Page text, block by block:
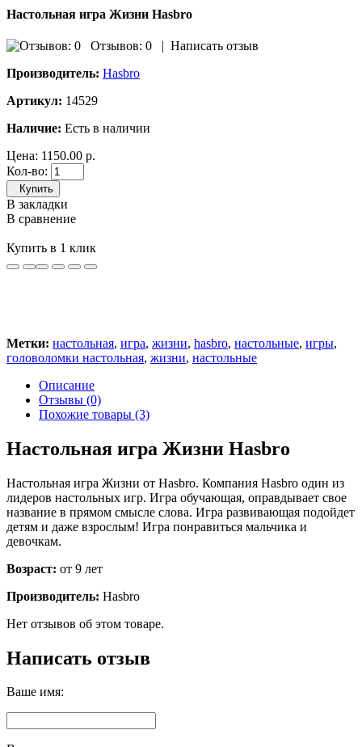
Настольная игра Жизни Hasbro
Отзывов: 0 | Написать отзыв
Производитель: Hasbro
Артикул: 14529
Наличие: Есть в наличии
Цена: 1150.00 р.
Кол-во:
Купить
В закладки
В сравнение
Купить в 1 клик
Метки: настольная, игра, жизни, hasbro, настольные, игры,
головоломки настольная, жизни, настольные
Описание
Отзывы (0)
Похожие товары (3)
Настольная игра Жизни Hasbro
Настольная игра Жизни от Hasbro. Компания Hasbro один из
лидеров настольных игр. Игра обучающая, оправдывает свое
название в прямом смысле слова. Игра развивающая подойдет
детям и даже взрослым! Игра понравиться мальчика и
девочкам.
Возраст: от 9 лет
Производитель: Hasbro
Нет отзывов об этом товаре.
Написать отзыв
Ваше имя: